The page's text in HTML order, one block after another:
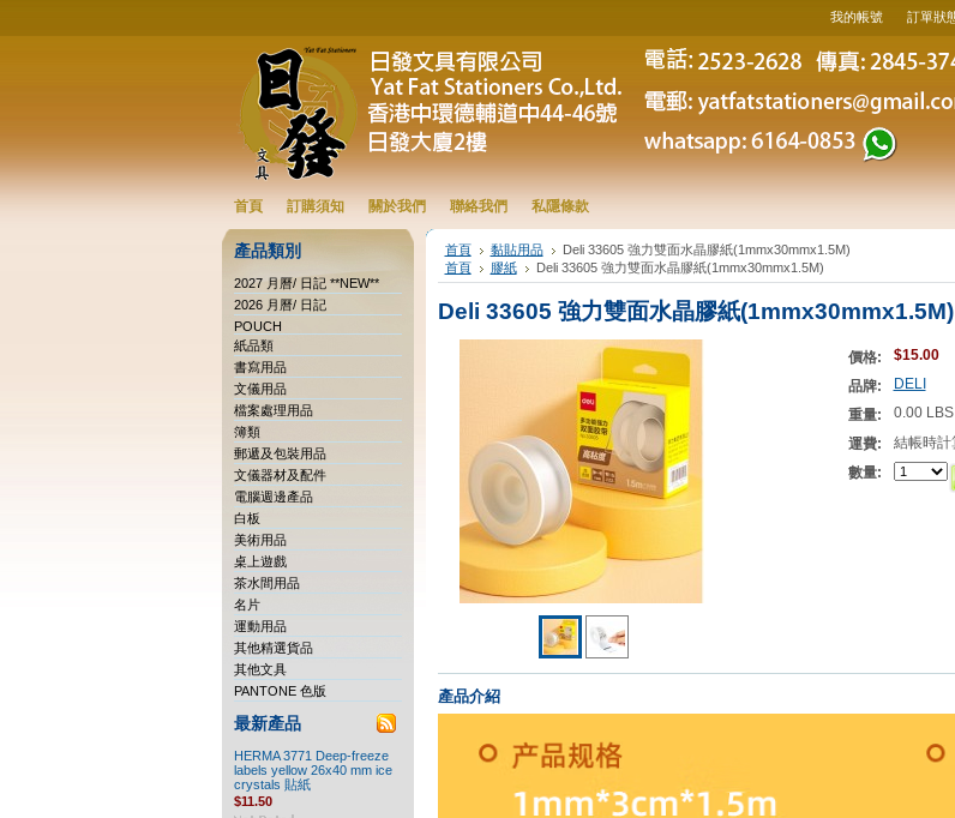
我的帳號 訂單狀
首頁 訂購須知 關於我們 聯絡我們 私隱條款
產品類別
2027 月曆/ 日記 **NEW**
2026 月曆/ 日記
POUCH
紙品類
書寫用品
文儀用品
檔案處理用品
簿類
郵遞及包裝用品
文儀器材及配件
電腦週邊產品
白板
美術用品
桌上遊戲
茶水間用品
名片
運動用品
其他精選貨品
其他文具
PANTONE 色版
最新產品
HERMA 3771 Deep-freeze
labels yellow 26x40 mm ice
crystals 貼紙
$11.50
首頁 黏貼用品
Deli 33605 強力雙面水晶膠紙(1mmx30mmx1.5M)
首頁
膠紙 Deli 33605 強力雙面水晶膠紙(1mmx30mmx1.5M)
Deli 33605 強力雙面水晶膠紙(1mmx30mmx1.5M)
價格:
$15.00
品牌:
DELI
重量:
0.00 LBS
運費:
結帳時計
數量:
產品介紹